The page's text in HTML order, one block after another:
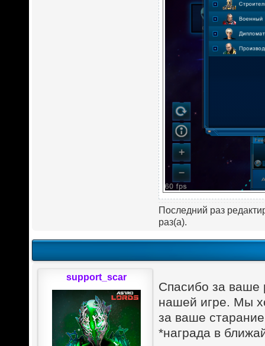
Последний раз
раз(а).
Спасибо за ваше
нашей игре. Мы
за ваше
*награда в
support_scar